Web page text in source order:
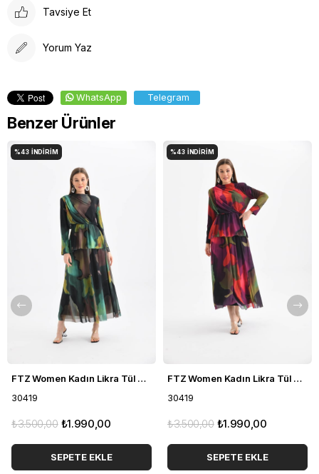
Tavsiye Et
Yorum Yaz
WhatsApp Telegram
Benzer Ürünler
FTZ Women Kadın Likra Tül Takım Yeşil 30419
30419
₺1.990,00
₺3.500,00
SEPETE EKLE
%43 İNDIRIM
FTZ Women Kadın Likra Tül Takım Mor 30419
30419
₺1.990,00
₺3.500,00
SEPETE EKLE
%43 İNDIRIM